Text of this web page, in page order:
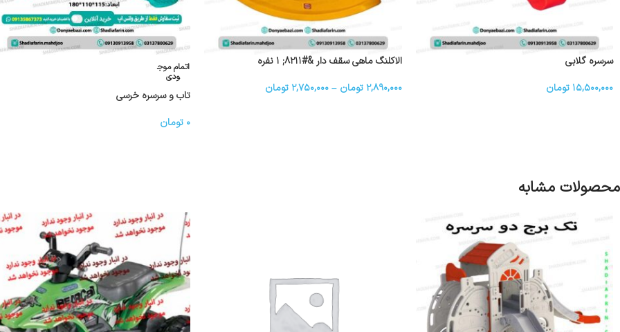
سرسره گلابی
۱۵,۵۰۰,۰۰۰ تومان
الاکلنگ ماهی سقف دار &#۸۲۱۱; ۱ نفره
۲,۸۹۰,۰۰۰ تومان – ۲,۷۵۰,۰۰۰ تومان
اتمام موج
ودی
تاب و سرسره خرسی
۰ تومان
محصولات مشابه